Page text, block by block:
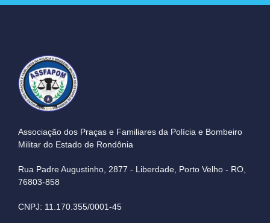
Associação dos Praças e Familiares da Polícia e Bombeiro
Militar do Estado de Rondônia
Rua Padre Augustinho, 2877 - Liberdade, Porto Velho - RO,
76803-858
CNPJ: 11.170.355/0001-45